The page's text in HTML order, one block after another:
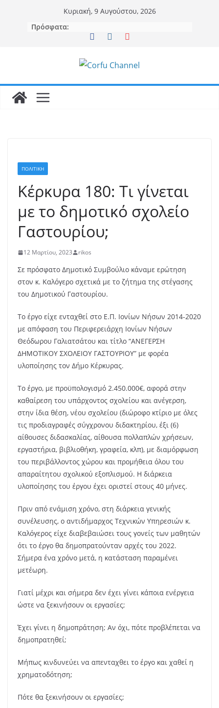
περιεχόμενο
Κυριακή, 9 Αυγούστου, 2026
Πρόσφατα:
ΠΟΛΙΤΙΚΗ
Κέρκυρα 180: Τι γίνεται
με το δημοτικό σχολείο
Γαστουρίου;
12 Μαρτίου, 2023 rikos
Σε πρόσφατο Δημοτικό Συμβούλιο κάναμε ερώτηση
στον κ. Καλόγερο σχετικά με το ζήτημα της στέγασης
του Δημοτικού Γαστουρίου.
Το έργο είχε ενταχθεί στο Ε.Π. Ιονίων Νήσων 2014-2020
με απόφαση του Περιφερειάρχη Ιονίων Νήσων
Θεόδωρου Γαλιατσάτου και τίτλο “ΑΝΕΓΕΡΣΗ
ΔΗΜΟΤΙΚΟΥ ΣΧΟΛΕΙΟΥ ΓΑΣΤΟΥΡΙΟΥ” με φορέα
υλοποίησης τον Δήμο Κέρκυρας.
Το έργο, με προϋπολογισμό 2.450.000€, αφορά στην
καθαίρεση του υπάρχοντος σχολείου και ανέγερση,
στην ίδια θέση, νέου σχολείου (διώροφο κτίριο με όλες
τις προδιαγραφές σύγχρονου διδακτηρίου, έξι (6)
αίθουσες διδασκαλίας, αίθουσα πολλαπλών χρήσεων,
εργαστήρια, βιβλιοθήκη, γραφεία, κλπ), με διαμόρφωση
του περιβάλλοντος χώρου και προμήθεια όλου του
απαραίτητου σχολικού εξοπλισμού. Η διάρκεια
υλοποίησης του έργου έχει οριστεί στους 40 μήνες.
Πριν από ενάμιση χρόνο, στη διάρκεια γενικής
συνέλευσης, ο αντιδήμαρχος Τεχνικών Υπηρεσιών κ.
Καλόγερος είχε διαβεβαιώσει τους γονείς των μαθητών
ότι το έργο θα δημοπρατούνταν αρχές του 2022.
Σήμερα ένα χρόνο μετά, η κατάσταση παραμένει
μετέωρη.
Γιατί μέχρι και σήμερα δεν έχει γίνει κάποια ενέργεια
ώστε να ξεκινήσουν οι εργασίες;
Έχει γίνει η δημοπράτηση; Αν όχι, πότε προβλέπεται να
δημοπρατηθεί;
Μήπως κινδυνεύει να απενταχθει το έργο και χαθεί η
χρηματοδότηση;
Πότε θα ξεκινήσουν οι εργασίες;